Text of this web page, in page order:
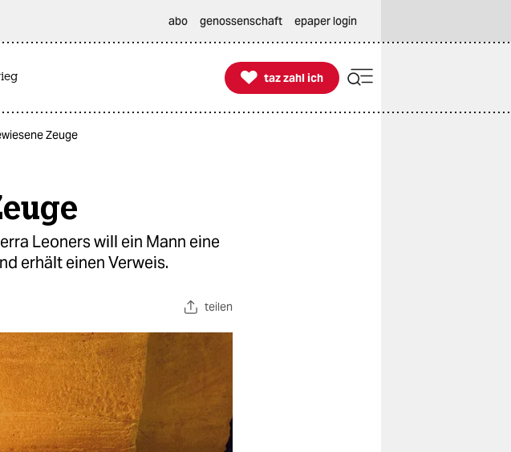
abo genossenschaft epaper login

taz zahl ich
taz zahl ich
Zeuge
Leoners will ein Mann eine
erhält einen Verweis.
teilen